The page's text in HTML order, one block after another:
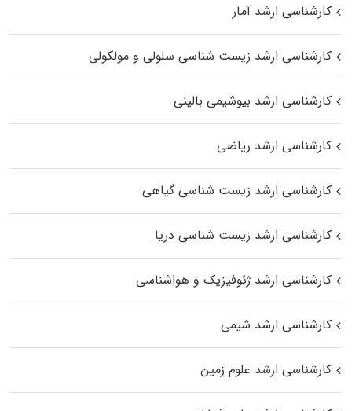
کارشناسی ارشد آمار
کارشناسی ارشد زیست شناسی سلولی و مولکولی
کارشناسی ارشد بیوشیمی بالینی
کارشناسی ارشد ریاضی
کارشناسی ارشد زیست‌ شناسی گیاهی
کارشناسی ارشد زیست‌ شناسی دریا
کارشناسی ارشد ژئوفیزیک و هواشناسی
کارشناسی ارشد شیمی
کارشناسی ارشد علوم زمین